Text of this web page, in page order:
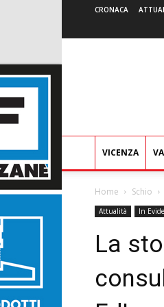
CRONACA
VICENZA
Home Schio
Attualità In
La